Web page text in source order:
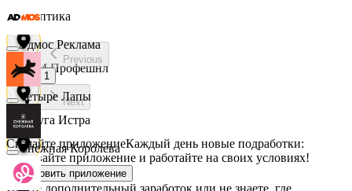
Асептика
АСМ Профешнл
Белуга Истра
Вайнер
Эдмос Реклама
Четыре Лапы
Снежная Королева
Previous
1
Next
Скачайте приложениеКаждый день новые подработки:
скачивайте приложение и работайте на своих условиях!
Установить приложение
Ищете дополнительный заработок или не знаете, где